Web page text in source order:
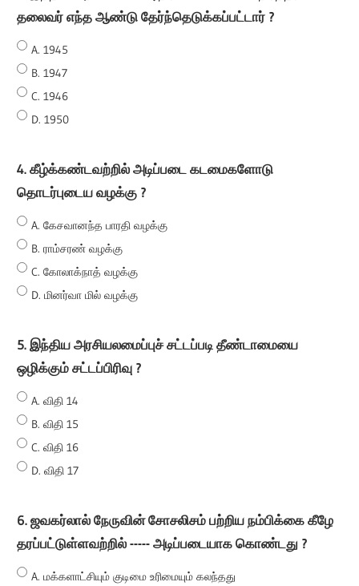
தலைவர் எந்த ஆண்டு தேர்ந்தெடுக்கப்பட்டார் ?
A. 1945
B. 1947
C. 1946
D. 1950
4. கீழ்க்கண்டவற்றில் அடிப்படை கடமைகளோடு
தொடர்புடைய வழக்கு ?
A. கேசவானந்த பாரதி வழக்கு
B. ராம்சரண் வழக்கு
C. கோலாக்நாத் வழக்கு
D. மினர்வா மில் வழக்கு
5. இந்திய அரசியலமைப்புச் சட்டப்படி தீண்டாமையை
ஒழிக்கும் சட்டப்பிரிவு ?
A. விதி 14
B. விதி 15
C. விதி 16
D. விதி 17
6. ஜவகர்லால் நேருவின் சோசலிசம் பற்றிய நம்பிக்கை கீழே
தரப்பட்டுள்ளவற்றில் ----- அடிப்படையாக கொண்டது ?
A. மக்களாட்சியும் குடிமை உரிமையும் கலந்தது